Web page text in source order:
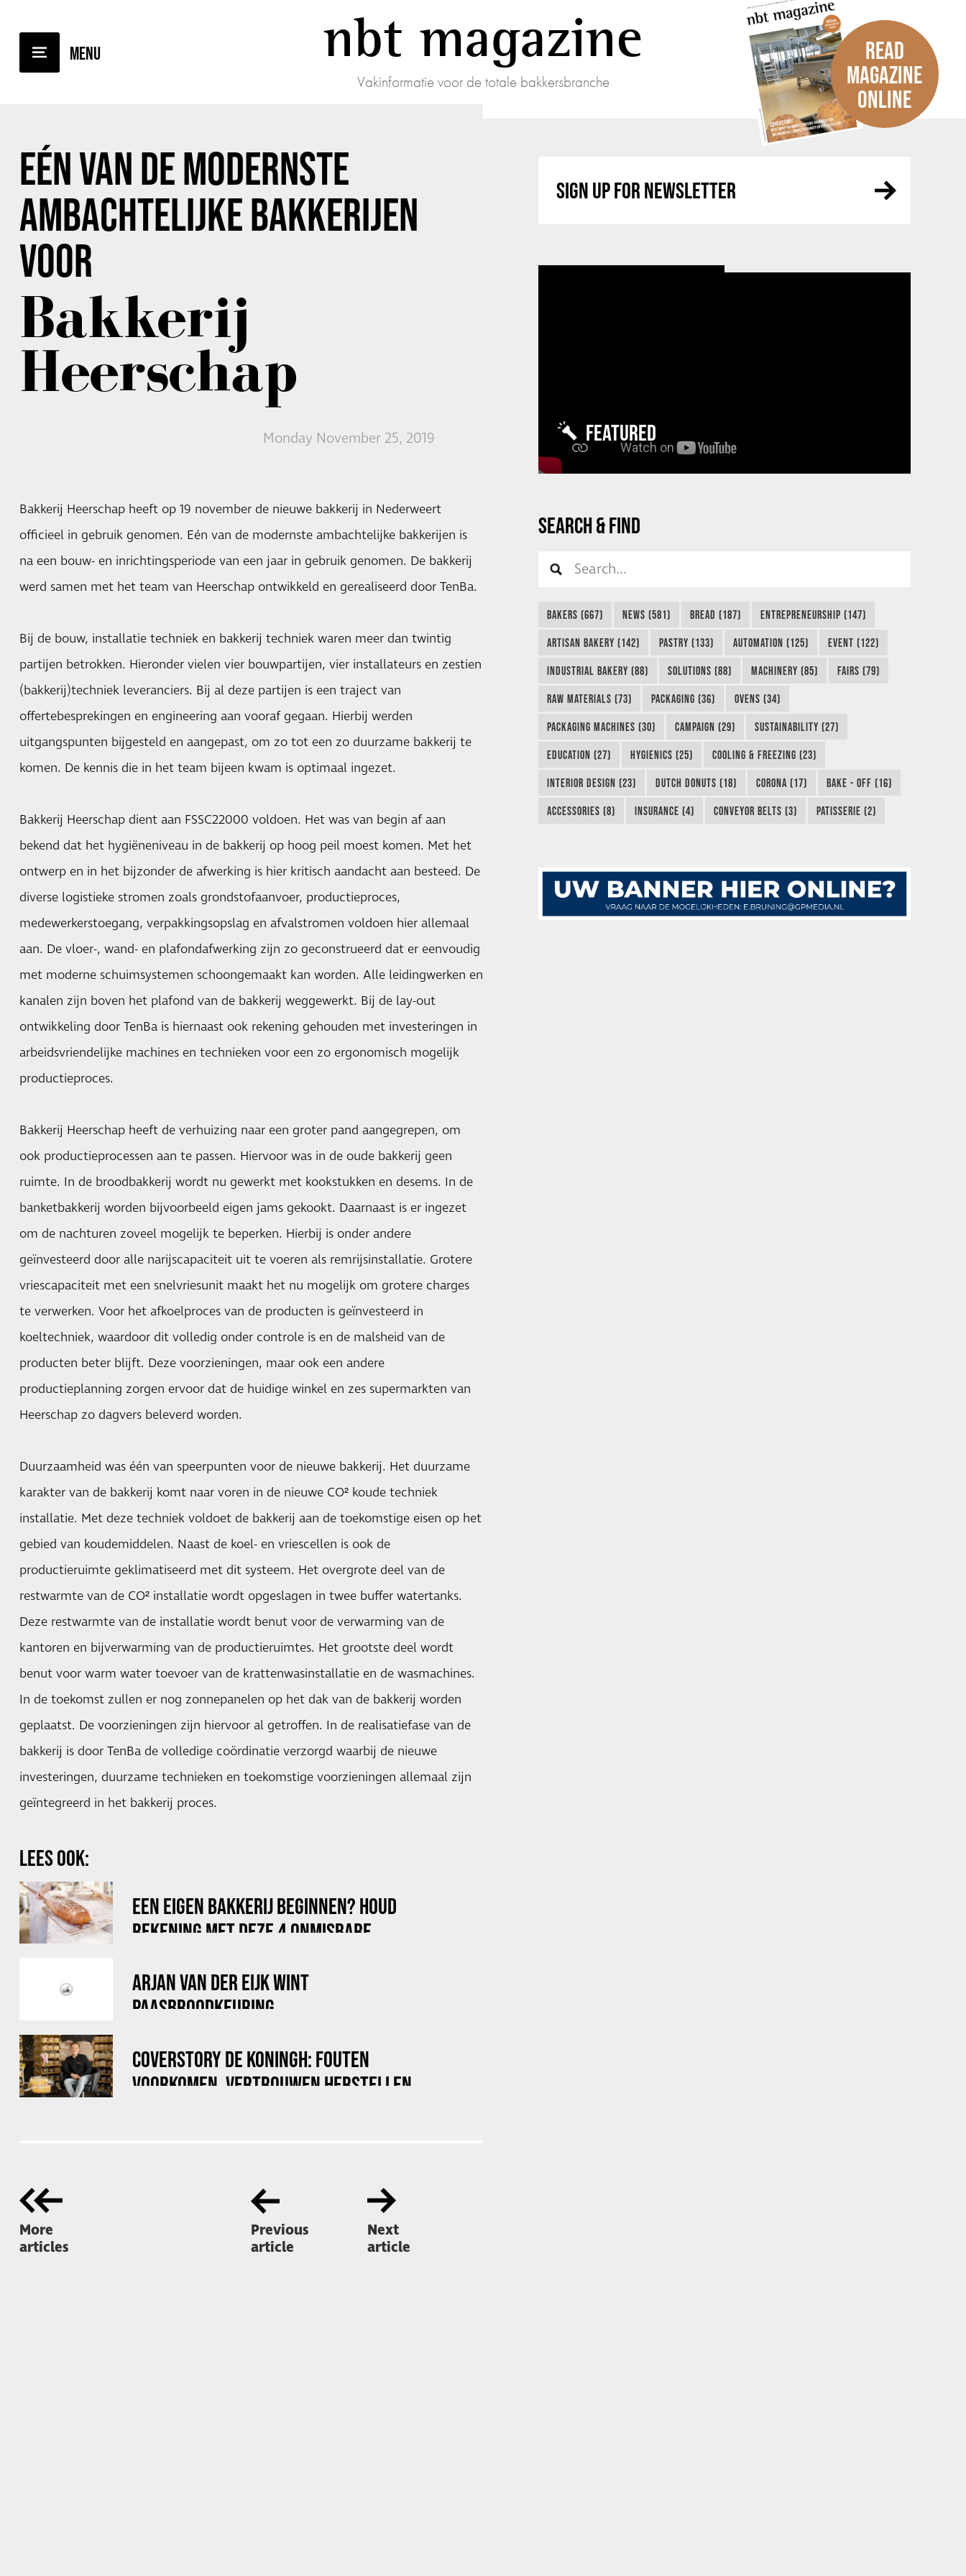
nbt magazine
Vakinformatie voor de totale bakkersbranche
READ
MAGAZINE
ONLINE
EÉN VAN DE MODERNSTE
AMBACHTELIJKE BAKKERIJEN
VOOR
Bakkerij
Heerschap
Monday November 25, 2019
Bakkerij Heerschap heeft op 19 november de nieuwe bakkerij in Nederweert
officieel in gebruik genomen. Eén van de modernste ambachtelijke bakkerijen is
na een bouw- en inrichtingsperiode van een jaar in gebruik genomen. De bakkerij
werd samen met het team van Heerschap ontwikkeld en gerealiseerd door TenBa.
Bij de bouw, installatie techniek en bakkerij techniek waren meer dan twintig
partijen betrokken. Hieronder vielen vier bouwpartijen, vier installateurs en zestien
(bakkerij)techniek leveranciers. Bij al deze partijen is een traject van
offertebesprekingen en engineering aan vooraf gegaan. Hierbij werden
uitgangspunten bijgesteld en aangepast, om zo tot een zo duurzame bakkerij te
komen. De kennis die in het team bijeen kwam is optimaal ingezet.
Bakkerij Heerschap dient aan FSSC22000 voldoen. Het was van begin af aan
bekend dat het hygiëneniveau in de bakkerij op hoog peil moest komen. Met het
ontwerp en in het bijzonder de afwerking is hier kritisch aandacht aan besteed. De
diverse logistieke stromen zoals grondstofaanvoer, productieproces,
medewerkerstoegang, verpakkingsopslag en afvalstromen voldoen hier allemaal
aan. De vloer-, wand- en plafondafwerking zijn zo geconstrueerd dat er eenvoudig
met moderne schuimsystemen schoongemaakt kan worden. Alle leidingwerken en
kanalen zijn boven het plafond van de bakkerij weggewerkt. Bij de lay-out
ontwikkeling door TenBa is hiernaast ook rekening gehouden met investeringen in
arbeidsvriendelijke machines en technieken voor een zo ergonomisch mogelijk
productieproces.
Bakkerij Heerschap heeft de verhuizing naar een groter pand aangegrepen, om
ook productieprocessen aan te passen. Hiervoor was in de oude bakkerij geen
ruimte. In de broodbakkerij wordt nu gewerkt met kookstukken en desems. In de
banketbakkerij worden bijvoorbeeld eigen jams gekookt. Daarnaast is er ingezet
om de nachturen zoveel mogelijk te beperken. Hierbij is onder andere
geïnvesteerd door alle narijscapaciteit uit te voeren als remrijsinstallatie. Grotere
vriescapaciteit met een snelvriesunit maakt het nu mogelijk om grotere charges
te verwerken. Voor het afkoelproces van de producten is geïnvesteerd in
koeltechniek, waardoor dit volledig onder controle is en de malsheid van de
producten beter blijft. Deze voorzieningen, maar ook een andere
productieplanning zorgen ervoor dat de huidige winkel en zes supermarkten van
Heerschap zo dagvers beleverd worden.
Duurzaamheid was één van speerpunten voor de nieuwe bakkerij. Het duurzame
karakter van de bakkerij komt naar voren in de nieuwe CO² koude techniek
installatie. Met deze techniek voldoet de bakkerij aan de toekomstige eisen op het
gebied van koudemiddelen. Naast de koel- en vriescellen is ook de
productieruimte geklimatiseerd met dit systeem. Het overgrote deel van de
restwarmte van de CO² installatie wordt opgeslagen in twee buffer watertanks.
Deze restwarmte van de installatie wordt benut voor de verwarming van de
kantoren en bijverwarming van de productieruimtes. Het grootste deel wordt
benut voor warm water toevoer van de krattenwasinstallatie en de wasmachines.
In de toekomst zullen er nog zonnepanelen op het dak van de bakkerij worden
geplaatst. De voorzieningen zijn hiervoor al getroffen. In de realisatiefase van de
bakkerij is door TenBa de volledige coördinatie verzorgd waarbij de nieuwe
investeringen, duurzame technieken en toekomstige voorzieningen allemaal zijn
geïntegreerd in het bakkerij proces.
LEES OOK:
EEN EIGEN BAKKERIJ BEGINNEN? HOUD
REKENING MET DEZE 4 ONMISBARE
ARJAN VAN DER EIJK WINT
PAASBROODKEURING
COVERSTORY DE KONINGH: FOUTEN
VOORKOMEN, VERTROUWEN HERSTELLEN
More
articles
Previous
article
Next
article
SIGN UP FOR NEWSLETTER
FEATURED
SEARCH & FIND
BAKERS (667) NEWS (581) BREAD (187) ENTREPRENEURSHIP (147)
ARTISAN BAKERY (142) PASTRY (133) AUTOMATION (125) EVENT (122)
INDUSTRIAL BAKERY (88) SOLUTIONS (88) MACHINERY (85) FAIRS (79)
RAW MATERIALS (73) PACKAGING (36) OVENS (34)
PACKAGING MACHINES (30) CAMPAIGN (29) SUSTAINABILITY (27)
EDUCATION (27) HYGIENICS (25) COOLING & FREEZING (23)
INTERIOR DESIGN (23) DUTCH DONUTS (18) CORONA (17) BAKE - OFF (16)
ACCESSORIES (8) INSURANCE (4) CONVEYOR BELTS (3) PATISSERIE (2)